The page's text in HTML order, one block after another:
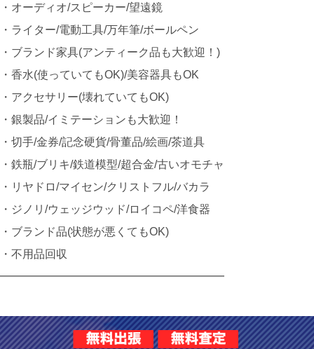
・オーディオ/スピーカー/望遠鏡
・ライター/電動工具/万年筆/ボールペン
・ブランド家具(アンティーク品も大歓迎！)
・香水(使っていてもOK)/美容器具もOK
・アクセサリー(壊れていてもOK)
・銀製品/イミテーションも大歓迎！
・切手/金券/記念硬貨/骨董品/絵画/茶道具
・鉄瓶/ブリキ/鉄道模型/超合金/古いオモチャ
・リヤドロ/マイセン/クリストフル/バカラ
・ジノリ/ウェッジウッド/ロイコペ/洋食器
・ブランド品(状態が悪くてもOK)
・不用品回収
━━━━━━━━━━━━━━━━━━━━